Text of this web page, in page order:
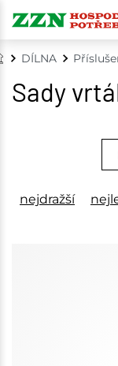
DÍLNA
Sady
nejdražší